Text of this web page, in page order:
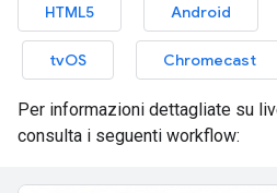
HTML5 Android
tvOS Chromecast
Per informazioni dettagliate su
consulta i seguenti workflow: